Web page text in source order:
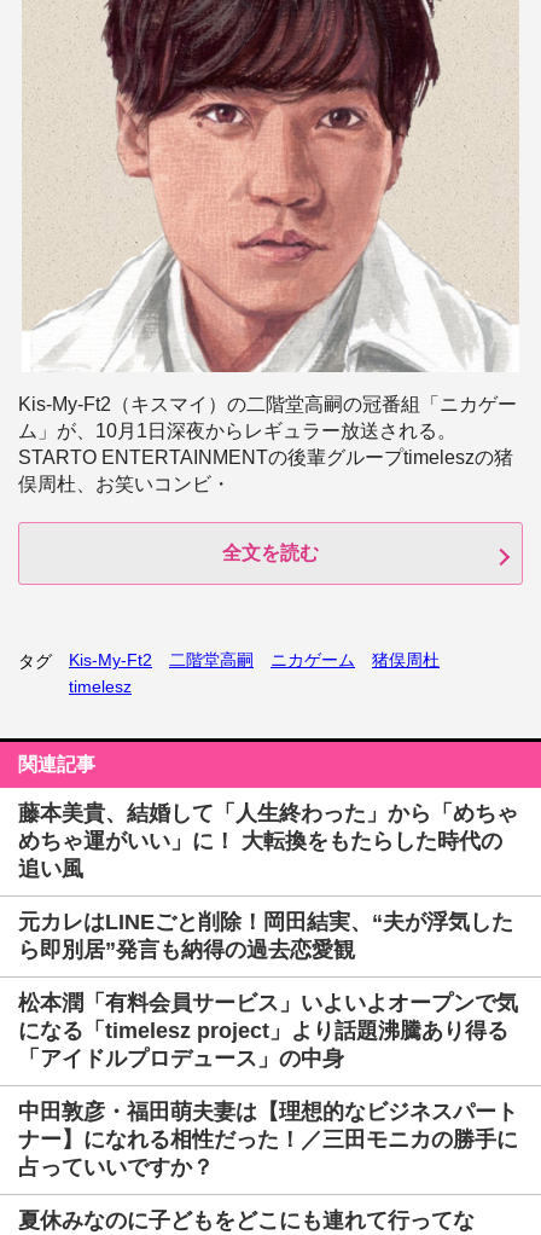
Kis-My-Ft2（キスマイ）の二階堂高嗣の冠番組「ニカゲー
ム」が、10月1日深夜からレギュラー放送される。
STARTO ENTERTAINMENTの後輩グループtimeleszの猪
俣周杜、お笑いコンビ・
全文を読む
タグ Kis-My-Ft2 二階堂高嗣 ニカゲーム
猪俣周杜
timelesz
関連記事
藤本美貴、結婚して「人生終わった」から「めちゃ
めちゃ運がいい」に！ 大転換をもたらした時代の
追い風
元カレはLINEごと削除！岡田結実、“夫が浮気した
ら即別居”発言も納得の過去恋愛観
松本潤「有料会員サービス」いよいよオープンで気
になる「timelesz project」より話題沸騰あり得る
「アイドルプロデュース」の中身
中田敦彦・福田萌夫妻は【理想的なビジネスパート
ナー】になれる相性だった！／三田モニカの勝手に
占っていいですか？
夏休みなのに子どもをどこにも連れて行ってな